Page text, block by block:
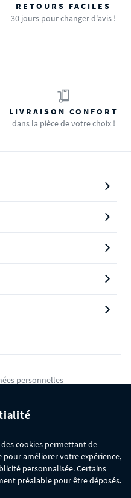
RETOURS FACILES
30 jours pour changer d'avis !
LIVRAISON CONFORT
dans la pièce de votre choix !
personnelles
cookies permettant de
améliorer votre expérience,
personnalisée. Certains
préalable pour être déposés.